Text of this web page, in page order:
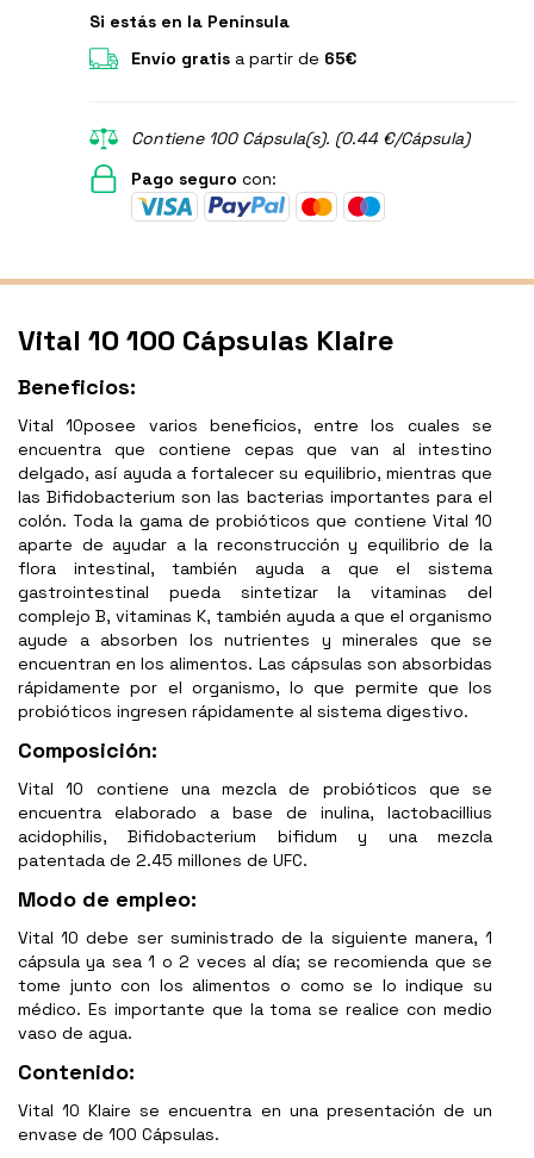
Si estás en la Península
Envío gratisa partir de 65€
Contiene 100 Cápsula(s). (0.44 €/Cápsula)
Pago seguro con:
Vital 10 100 Cápsulas Klaire
Beneficios:
Vital 10posee varios beneficios, entre los cuales se
encuentra que contiene cepas que van al intestino
delgado, así ayuda a fortalecer su equilibrio, mientras que
las Bifidobacterium son las bacterias importantes para el
colón. Toda la gama de probióticos que contiene Vital 10
aparte de ayudar a la reconstrucción y equilibrio de la
flora intestinal, también ayuda a que el sistema
gastrointestinal pueda sintetizar la vitaminas del
complejo B, vitaminas K, también ayuda a que el organismo
ayude a absorben los nutrientes y minerales que se
encuentran en los alimentos. Las cápsulas son absorbidas
rápidamente por el organismo, lo que permite que los
probióticos ingresen rápidamente al sistema digestivo.
Composición:
Vital 10 contiene una mezcla de probióticos que se
encuentra elaborado a base de inulina, lactobacillius
acidophilis, Bifidobacterium bifidum y una mezcla
patentada de 2.45 millones de UFC.
Modo de empleo:
Vital 10 debe ser suministrado de la siguiente manera, 1
cápsula ya sea 1 o 2 veces al día; se recomienda que se
tome junto con los alimentos o como se lo indique su
médico. Es importante que la toma se realice con medio
vaso de agua.
Contenido:
Vital 10 Klaire se encuentra en una presentación de un
envase de 100 Cápsulas.